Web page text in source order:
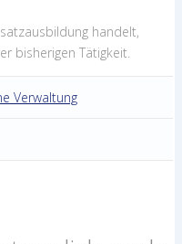
handelt,
bisherigen Tätigkeit.
Verwaltung